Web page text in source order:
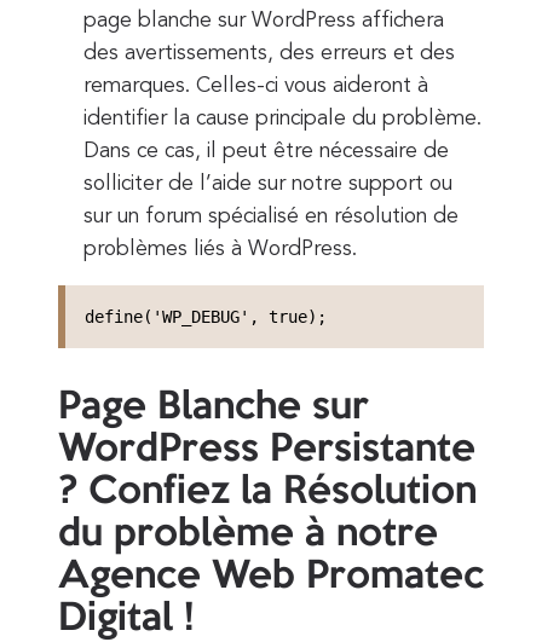
page blanche sur WordPress affichera
des avertissements, des erreurs et des
remarques. Celles-ci vous aideront à
identifier la cause principale du problème.
Dans ce cas, il peut être nécessaire de
solliciter de l’aide sur notre support ou
sur un forum spécialisé en résolution de
problèmes liés à WordPress.
define('WP_DEBUG', true);
Page Blanche sur
WordPress Persistante
? Confiez la Résolution
du problème à notre
Agence Web Promatec
Digital !